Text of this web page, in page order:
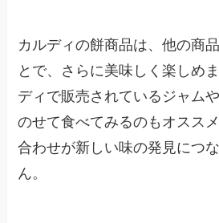
カルディの餅商品は、他の商
とで、さらに美味しく楽しめ
ディで販売されているジャム
のせて食べてみるのもオスス
合わせが新しい味の発見につ
ん。